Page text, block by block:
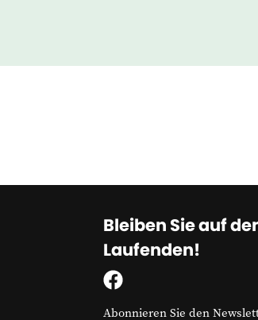
Bleiben Sie auf
Laufenden!
Abonnieren Sie den